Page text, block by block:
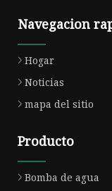
Navegacion
Hogar
Noticias
mapa del sitio
Producto
Bomba de agua